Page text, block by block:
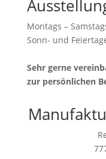
Montags –
Sonn- und
Sehr gerne
zur persönlichen